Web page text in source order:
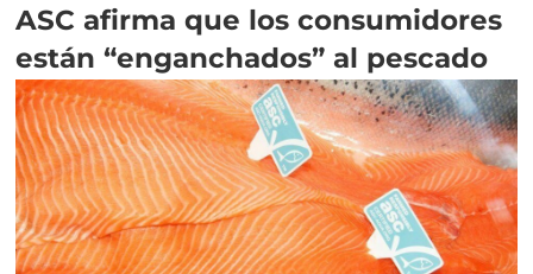
ASC afirma que los consumidores
están “enganchados” al pescado